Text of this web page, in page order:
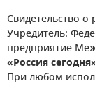
Свидетельство
Учредитель:
предприятие
«Россия
При любом